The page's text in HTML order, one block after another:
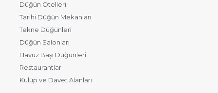
Düğün Otelleri
Tarihi Düğün Mekanları
Tekne Düğünleri
Düğün Salonları
Havuz Başı Düğünleri
Restaurantlar
Kulüp ve Davet Alanları